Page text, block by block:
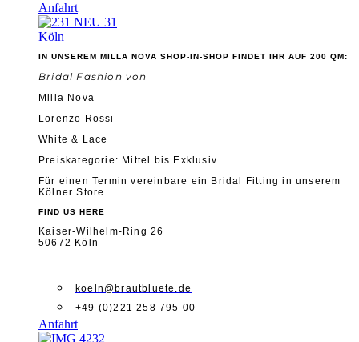
Anfahrt
Köln
IN UNSEREM MILLA NOVA SHOP-IN-SHOP FINDET IHR AUF 200 QM:
Bridal Fashion von
Milla Nova
Lorenzo Rossi
White & Lace
Preiskategorie: Mittel bis Exklusiv
Für einen Termin vereinbare ein Bridal Fitting in unserem
Kölner Store.
FIND US HERE
Kaiser-Wilhelm-Ring 26
50672 Köln
koeln@brautbluete.de
+49 (0)221 258 795 00
Anfahrt